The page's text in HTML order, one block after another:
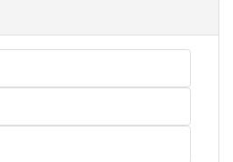
Eigenschaft
Kennzeichen